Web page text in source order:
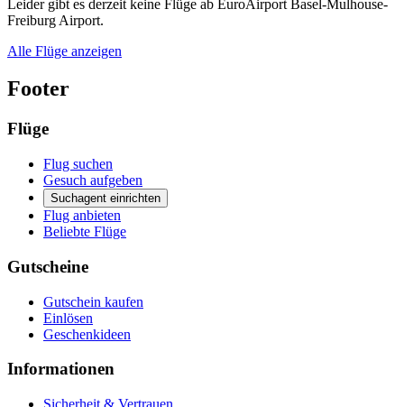
Leider gibt es derzeit keine Flüge ab EuroAirport Basel-Mulhouse-
Freiburg Airport.
Alle Flüge anzeigen
Footer
Flüge
Flug suchen
Gesuch aufgeben
Suchagent einrichten
Flug anbieten
Beliebte Flüge
Gutscheine
Gutschein kaufen
Einlösen
Geschenkideen
Informationen
Sicherheit & Vertrauen